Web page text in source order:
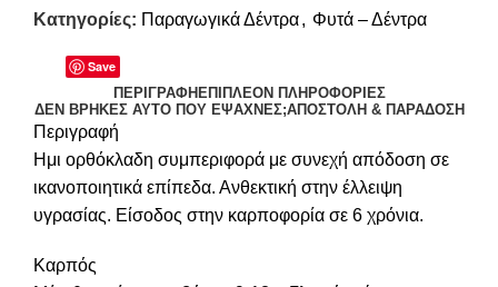
Κατηγορίες: Παραγωγικά Δέντρα, Φυτά – Δέντρα
Save
ΠΕΡΙΓΡΑΦΉ ΕΠΙΠΛΈΟΝ ΠΛΗΡΟΦΟΡΊΕΣ
ΔΕΝ ΒΡΉΚΕΣ ΑΥΤΌ ΠΟΥ ΈΨΑΧΝΕΣ;ΑΠΟΣΤΟΛΉ & ΠΑΡΆΔΟΣΗ
Περιγραφή
Ημι ορθόκλαδη συμπεριφορά με συνεχή απόδοση σε
ικανοποιητικά επίπεδα. Ανθεκτική στην έλλειψη
υγρασίας. Είσοδος στην καρποφορία σε 6 χρόνια.
Καρπός